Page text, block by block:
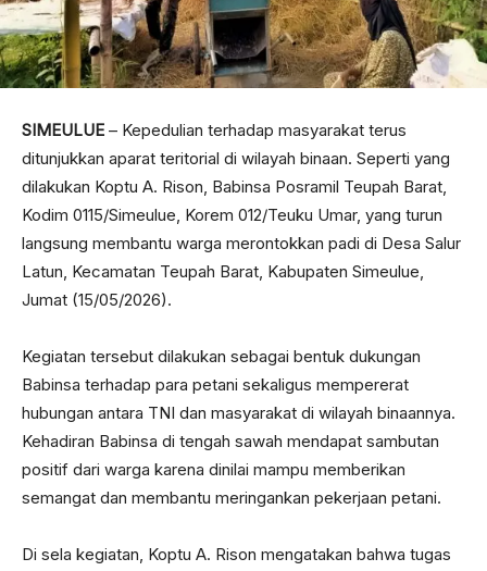
SIMEULUE – Kepedulian terhadap masyarakat terus
ditunjukkan aparat teritorial di wilayah binaan. Seperti yang
dilakukan Koptu A. Rison, Babinsa Posramil Teupah Barat,
Kodim 0115/Simeulue, Korem 012/Teuku Umar, yang turun
langsung membantu warga merontokkan padi di Desa Salur
Latun, Kecamatan Teupah Barat, Kabupaten Simeulue,
Jumat (15/05/2026).
Kegiatan tersebut dilakukan sebagai bentuk dukungan
Babinsa terhadap para petani sekaligus mempererat
hubungan antara TNI dan masyarakat di wilayah binaannya.
Kehadiran Babinsa di tengah sawah mendapat sambutan
positif dari warga karena dinilai mampu memberikan
semangat dan membantu meringankan pekerjaan petani.
Di sela kegiatan, Koptu A. Rison mengatakan bahwa tugas